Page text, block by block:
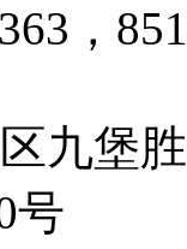
，
九堡
号